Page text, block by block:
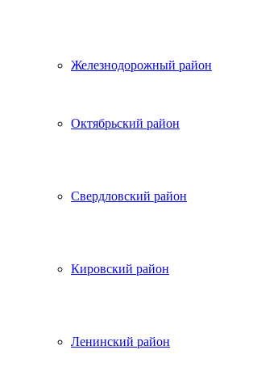
Железнодорожный район
Октябрьский район
Свердловский район
Кировский район
Ленинский район